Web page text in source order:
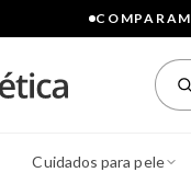
Cuidados para pele